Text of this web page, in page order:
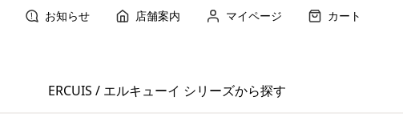
お知らせ 店舗案内 マイページ カート
ERCUIS / エルキューイ シリーズから探す